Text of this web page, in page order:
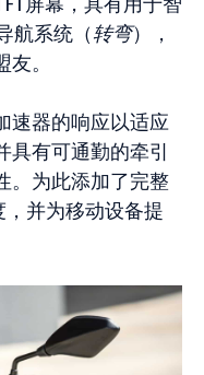
航系统（转弯），
。
速器的响应以适应
有可通勤的牵引
。为此添加了完整
，并为移动设备提